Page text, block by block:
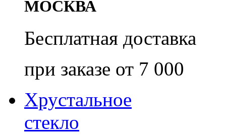
МОСКВА
Бесплатная доставка
при заказе от 7 000
Хрустальное
стекло